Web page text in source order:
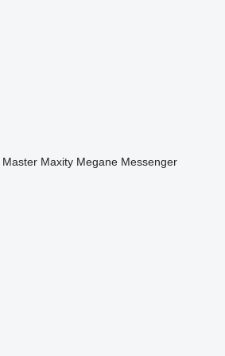
Master Maxity Megane Messenger